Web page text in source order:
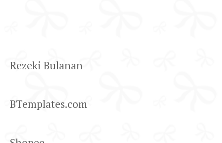
Rezeki Bulanan
BTemplates.com